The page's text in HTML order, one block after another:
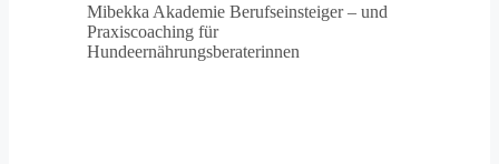
Mibekka Akademie Berufseinsteiger – und
Praxiscoaching für
Hundeernährungsberaterinnen